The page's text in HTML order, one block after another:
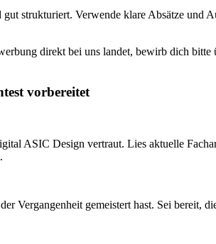
strukturiert. Verwende klare Absätze
direkt bei uns landet, bewirb dich
vorbereitet
ASIC Design vertraut. Lies aktuelle
Vergangenheit gemeistert hast. Sei bereit,